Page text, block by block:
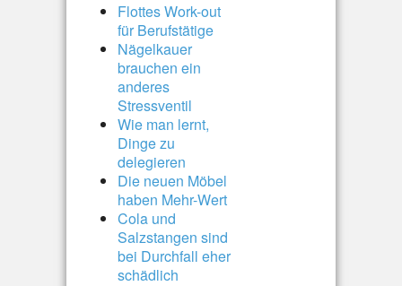
Flottes Work-out
für Berufstätige
Nägelkauer
brauchen ein
anderes
Stressventil
Wie man lernt,
Dinge zu
delegieren
Die neuen Möbel
haben Mehr-Wert
Cola und
Salzstangen sind
bei Durchfall eher
schädlich